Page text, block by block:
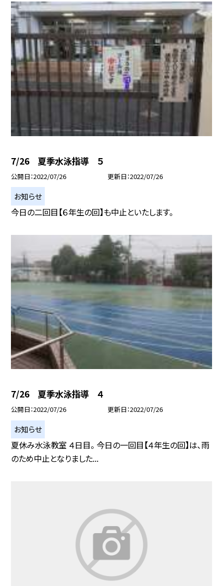
7/26 夏季水泳指導 ５
公開日 2022/07/26 更新日 2022/07/26
お知らせ
今日の二回目【６年生の回】も中止といたします。
7/26 夏季水泳指導 ４
公開日 2022/07/26 更新日 2022/07/26
お知らせ
夏休み水泳教室 ４日目。 今日の一回目【４年生の回】は、雨
のため中止となりました...